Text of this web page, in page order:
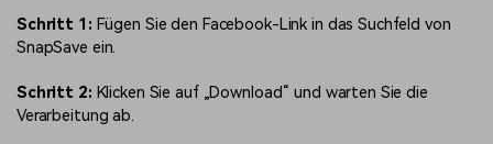
Schritt 1: Fügen Sie den Facebook-Link in das Suchfeld von
SnapSave ein.
Schritt 2: Klicken Sie auf „Download“ und warten Sie die
Verarbeitung ab.